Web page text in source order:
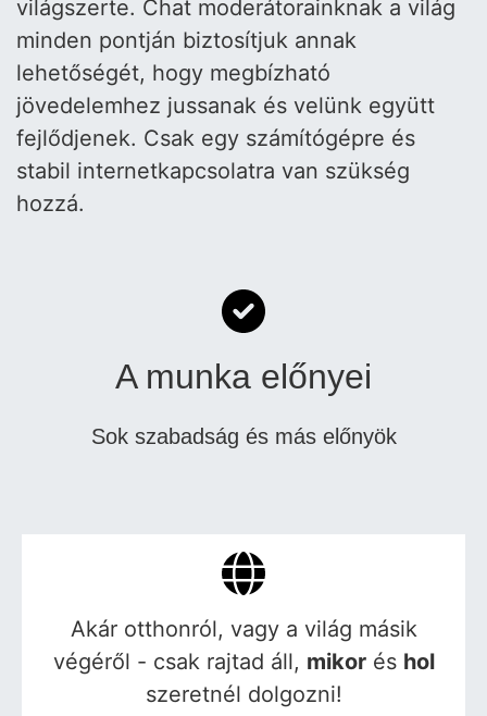
világszerte. Chat moderátorainknak a világ
minden pontján biztosítjuk annak
lehetőségét, hogy megbízható
jövedelemhez jussanak és velünk együtt
fejlődjenek. Csak egy számítógépre és
stabil internetkapcsolatra van szükség
hozzá.
A munka előnyei
Sok szabadság és más előnyök
Akár otthonról, vagy a világ másik
végéről - csak rajtad áll, mikorés hol
szeretnél dolgozni!